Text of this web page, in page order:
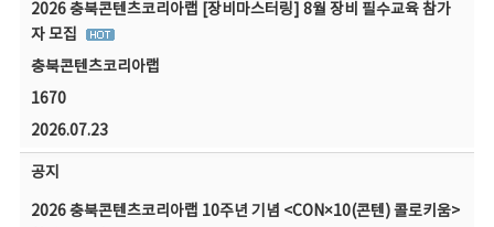
2026 충북콘텐츠코리아랩 [장비마스터링] 8월 장비 필수교육 참가
자 모집
충북콘텐츠코리아랩
1670
2026.07.23
공지
2026 충북콘텐츠코리아랩 10주년 기념 <CON×10(콘텐) 콜로키움>